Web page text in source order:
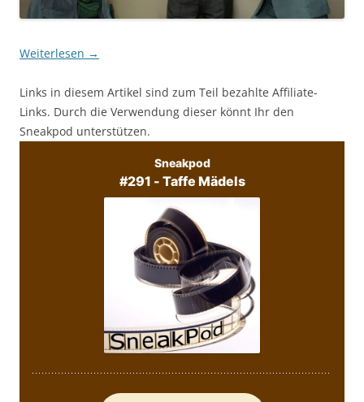
Weiterlesen →
Links in diesem Artikel sind zum Teil bezahlte Affiliate-
Links. Durch die Verwendung dieser könnt Ihr den
Sneakpod unterstützen.